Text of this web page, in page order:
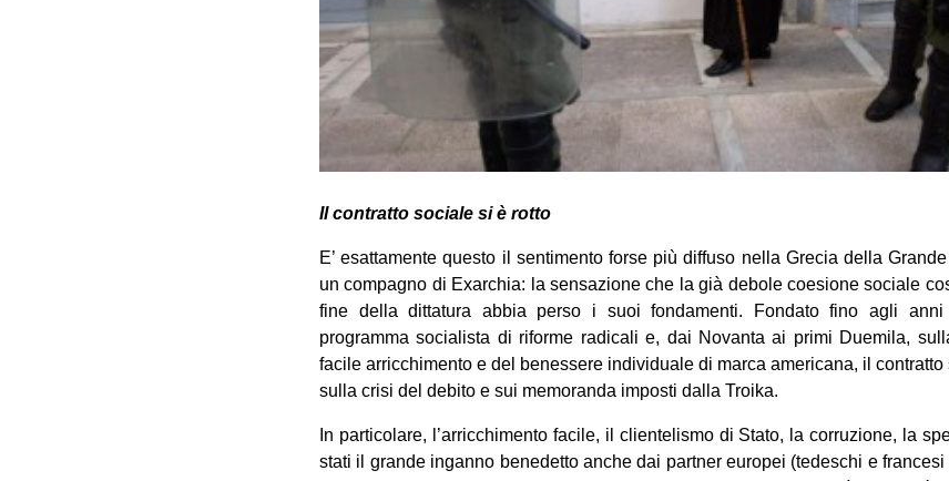
Il contratto sociale si è rotto
E’ esattamente questo il sentimento forse più diffuso nella Grecia della
un compagno di Exarchia: la sensazione che la già debole coesione sociale
fine della dittatura abbia perso i suoi fondamenti. Fondato fino agli
programma socialista di riforme radicali e, dai Novanta ai primi Duemila,
facile arricchimento e del benessere individuale di marca americana, il
sulla crisi del debito e sui memoranda imposti dalla Troika.
In particolare, l’arricchimento facile, il clientelismo di Stato, la corruzione, la
stati il grande inganno benedetto anche dai partner europei (tedeschi e